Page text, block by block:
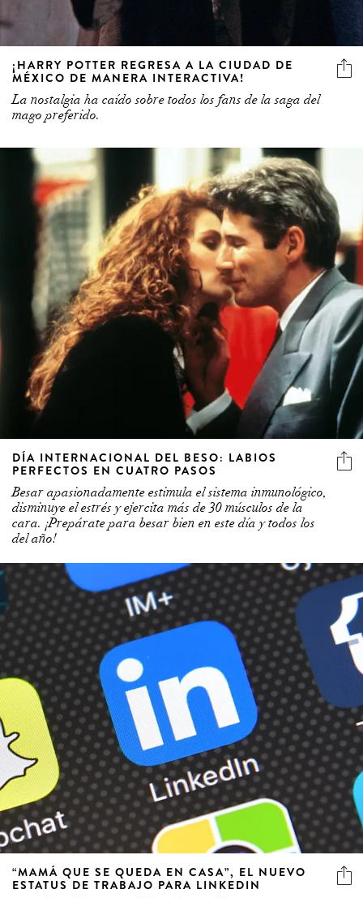
¡HARRY POTTER REGRESA A LA CIUDAD DE
MÉXICO DE MANERA INTERACTIVA!
La nostalgia ha caído sobre todos los fans de la saga del
mago preferido.
DÍA INTERNACIONAL DEL BESO: LABIOS
PERFECTOS EN CUATRO PASOS
Besar apasionadamente estimula el sistema inmunológico,
disminuye el estrés y ejercita más de 30 músculos de la
cara. ¡Prepárate para besar bien en este día y todos los
del año!
“MAMÁ QUE SE QUEDA EN CASA”, EL NUEVO
ESTATUS DE TRABAJO PARA LINKEDIN